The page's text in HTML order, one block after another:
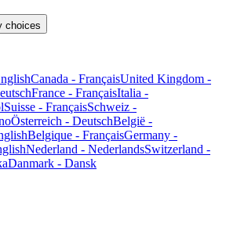
choices
Canada - FrançaisUnited Kingdom -
France - FrançaisItalia -
Suisse - FrançaisSchweiz -
Österreich - DeutschBelgië -
Belgique - FrançaisGermany -
Nederland - NederlandsSwitzerland -
Danmark - Dansk